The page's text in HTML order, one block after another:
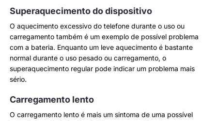
Superaquecimento do dispositivo
O aquecimento excessivo do telefone durante o uso ou
carregamento também é um exemplo de possível problema
com a bateria. Enquanto um leve aquecimento é bastante
normal durante o uso pesado ou carregamento, o
superaquecimento regular pode indicar um problema mais
sério.
Carregamento lento
O carregamento lento é mais um sintoma de uma possível